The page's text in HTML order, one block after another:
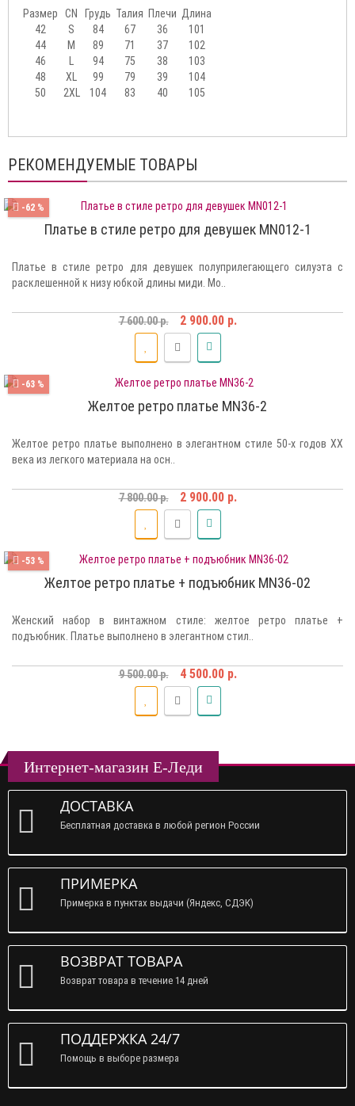
Размер
CN Грудь Талия Плечи Длина
42
S 84 67 36
101
44
M 89 71 37
102
46
L 94 75 38
103
48
XL 99 79 39
104
50
2XL 104 83 40 105
РЕКОМЕНДУЕМЫЕ ТОВАРЫ
-62 %
Платье в стиле ретро для девушек MN012-1
Платье в стиле ретро для девушек полуприлегающего силуэта с
расклешенной к низу юбкой длины миди. Мо..
7 600.00 р. 2 900.00 р.
-63 %
Желтое ретро платье MN36-2
Желтое ретро платье выполнено в элегантном стиле 50-х годов XX
века из легкого материала на осн..
7 800.00 р. 2 900.00 р.
-53 %
Желтое ретро платье + подъюбник MN36-02
Женский набор в винтажном стиле: желтое ретро платье +
подъюбник. Платье выполнено в элегантном стил..
9 500.00 р. 4 500.00 р.
Интернет-магазин Е-Леди
ДОСТАВКА
Бесплатная доставка в любой регион России
ПРИМЕРКА
Примерка в пунктах выдачи (Яндекс, СДЭК)
ВОЗВРАТ ТОВАРА
Возврат товара в течение 14 дней
ПОДДЕРЖКА 24/7
Помощь в выборе размера